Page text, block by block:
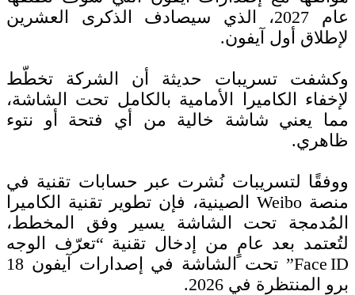
عام 2027، الذي سيصادف الذكرى العشرين
لإطلاق أول آيفون.
وكشفت تسريبات حديثة أن الشركة تخطّط
لإخفاء الكاميرا الأمامية بالكامل تحت الشاشة،
مما يعني شاشة خالية من أي فتحة أو نتوء
ظاهري.
ووفقًا لتسريبات نُشرت عبر حسابات تقنية في
منصة Weibo الصينية، فإن تطوير تقنية الكاميرا
المُدمجة تحت الشاشة يسير وفق المخطط،
لتُعتمد بعد عامٍ من إدخال تقنية “تعرّف الوجه
Face ID” تحت الشاشة في إصدارات آيفون 18
برو المنتظرة في 2026.